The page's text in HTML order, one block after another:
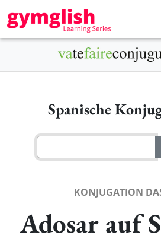
Spanische
KONJUGATION
Adosar auf